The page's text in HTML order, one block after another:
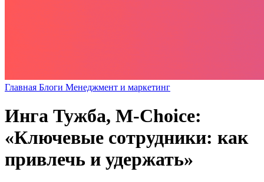
Главная Блоги Менеджмент и маркетинг
Инга Тужба, M-Choice:
«Ключевые сотрудники: как
привлечь и удержать»